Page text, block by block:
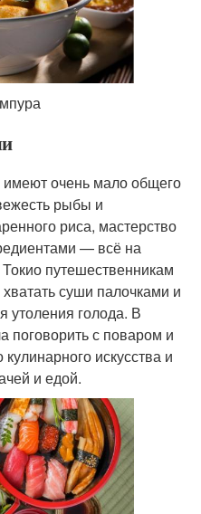
имеют очень мало общего
рыбы и
риса, мастерство
— всё на
путешественникам
суши палочками и
утоления голода. В
поговорить с поваром и
искусства и
и едой.